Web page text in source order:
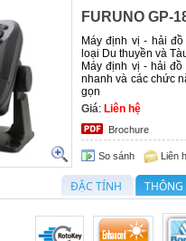
FURUNO GP-
Máy định vị - hải
loại Du thuyền và
Máy định vị - hải
nhanh và các chức
gọn
Giá: Liên hệ
Brochure
So sánh Liên
ĐẶC TÍNH THÔNG